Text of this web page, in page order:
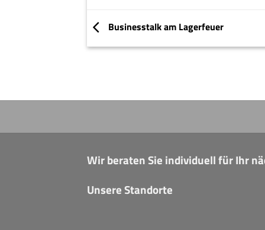
Businesstalk am Lagerfeuer
Wir beraten Sie individuell für Ihr
Unsere Standorte